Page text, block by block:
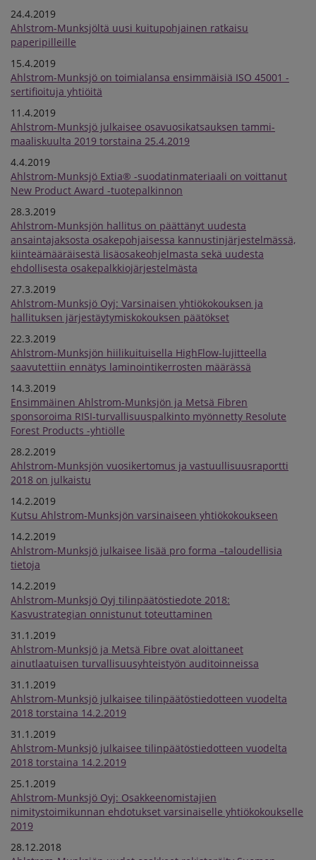
24.4.2019
Ahlstrom-Munksjöltä uusi kuitupohjainen ratkaisu
paperipilleille
15.4.2019
Ahlstrom-Munksjö on toimialansa ensimmäisiä ISO 45001 -
sertifioituja yhtiöitä
11.4.2019
Ahlstrom-Munksjö julkaisee osavuosikatsauksen tammi-
maaliskuulta 2019 torstaina 25.4.2019
4.4.2019
Ahlstrom-Munksjö Extia® -suodatinmateriaali on voittanut
New Product Award -tuotepalkinnon
28.3.2019
Ahlstrom-Munksjön hallitus on päättänyt uudesta
ansaintajaksosta osakepohjaisessa kannustinjärjestelmässä,
kiinteämääräisestä lisäosakeohjelmasta sekä uudesta
ehdollisesta osakepalkkiojärjestelmästa
27.3.2019
Ahlstrom-Munksjö Oyj: Varsinaisen yhtiökokouksen ja
hallituksen järjestäytymiskokouksen päätökset
22.3.2019
Ahlstrom-Munksjön hiilikuituisella HighFlow-lujitteella
saavutettiin ennätys laminointikerrosten määrässä
14.3.2019
Ensimmäinen Ahlstrom-Munksjön ja Metsä Fibren
sponsoroima RISI-turvallisuuspalkinto myönnetty Resolute
Forest Products -yhtiölle
28.2.2019
Ahlstrom-Munksjön vuosikertomus ja vastuullisuusraportti
2018 on julkaistu
14.2.2019
Kutsu Ahlstrom-Munksjön varsinaiseen yhtiökokoukseen
14.2.2019
Ahlstrom-Munksjö julkaisee lisää pro forma –taloudellisia
tietoja
14.2.2019
Ahlstrom-Munksjö Oyj tilinpäätöstiedote 2018:
Kasvustrategian onnistunut toteuttaminen
31.1.2019
Ahlstrom-Munksjö ja Metsä Fibre ovat aloittaneet
ainutlaatuisen turvallisuusyhteistyön auditoinneissa
31.1.2019
Ahlstrom-Munksjö julkaisee tilinpäätöstiedotteen vuodelta
2018 torstaina 14.2.2019
31.1.2019
Ahlstrom-Munksjö julkaisee tilinpäätöstiedotteen vuodelta
2018 torstaina 14.2.2019
25.1.2019
Ahlstrom-Munksjö Oyj: Osakkeenomistajien
nimitystoimikunnan ehdotukset varsinaiselle yhtiökokoukselle
2019
28.12.2018